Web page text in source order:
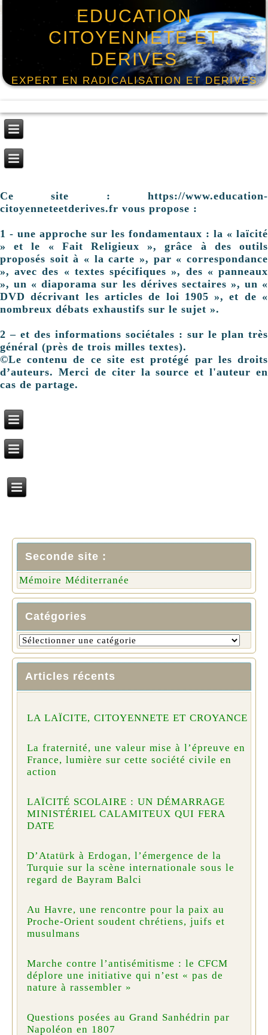
EDUCATION
CITOYENNETE ET
DERIVES
EXPERT EN RADICALISATION ET DERIVES
Ce site : https://www.education-
citoyenneteetderives.fr vous propose :
1 - une approche sur les fondamentaux : la « laïcité
» et le « Fait Religieux », grâce à des outils
proposés soit à « la carte », par « correspondance
», avec des « textes spécifiques », des « panneaux
», un « diaporama sur les dérives sectaires », un «
DVD décrivant les articles de loi 1905 », et de «
nombreux débats exhaustifs sur le sujet ».
2 – et des informations sociétales : sur le plan très
général (près de trois milles textes).
©Le contenu de ce site est protégé par les droits
d’auteurs. Merci de citer la source et l'auteur en
cas de partage.
Seconde site :
Mémoire Méditerranée
Catégories
Articles récents
LA LAÏCITE, CITOYENNETE ET CROYANCE
La fraternité, une valeur mise à l’épreuve en
France, lumière sur cette société civile en
action
LAÏCITÉ SCOLAIRE : UN DÉMARRAGE
MINISTÉRIEL CALAMITEUX QUI FERA
DATE
D’Atatürk à Erdogan, l’émergence de la
Turquie sur la scène internationale sous le
regard de Bayram Balci
Au Havre, une rencontre pour la paix au
Proche-Orient soudent chrétiens, juifs et
musulmans
Marche contre l’antisémitisme : le CFCM
déplore une initiative qui n’est « pas de
nature à rassembler »
Questions posées au Grand Sanhédrin par
Napoléon en 1807